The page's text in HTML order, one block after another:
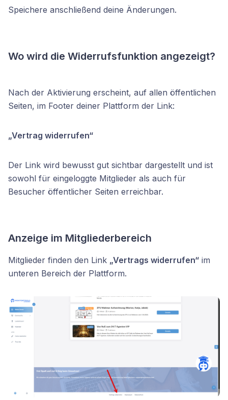
Speichere anschließend deine Änderungen.
Wo wird die Widerrufsfunktion angezeigt?
Nach der Aktivierung erscheint, auf allen öffentlichen
Seiten, im Footer deiner Plattform der Link:
„Vertrag widerrufen“
Der Link wird bewusst gut sichtbar dargestellt und ist
sowohl für eingeloggte Mitglieder als auch für
Besucher öffentlicher Seiten erreichbar.
Anzeige im Mitgliederbereich
Mitglieder finden den Link „Vertrags widerrufen“ im
unteren Bereich der Plattform.